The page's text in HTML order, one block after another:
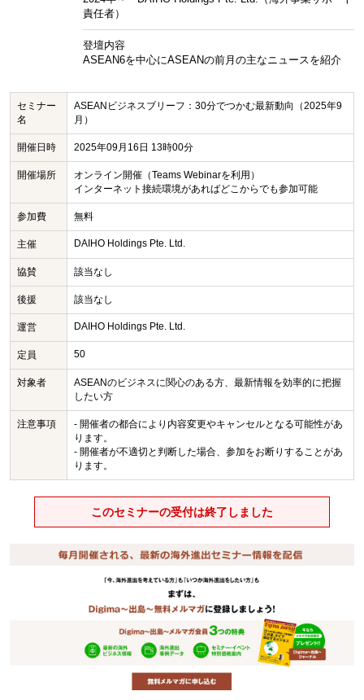
責任者）
登壇内容
ASEAN6を中心にASEANの前月の主なニュースを紹介
セミナー
名
ASEANビジネスブリーフ：30分でつかむ最新動向（2025年9
月）
開催日時 2025年09月16日 13時00分
開催場所
オンライン開催（Teams Webinarを利用）
インターネット接続環境があればどこからでも参加可能
参加費 無料
主催 DAIHO Holdings Pte. Ltd.
協賛 該当なし
後援 該当なし
運営 DAIHO Holdings Pte. Ltd.
定員 50
対象者
ASEANのビジネスに関心のある方、最新情報を効率的に把握
したい方
注意事項
- 開催者の都合により内容変更やキャンセルとなる可能性があ
ります。
- 開催者が不適切と判断した場合、参加をお断りすることがあ
ります。
このセミナーの受付は終了しました